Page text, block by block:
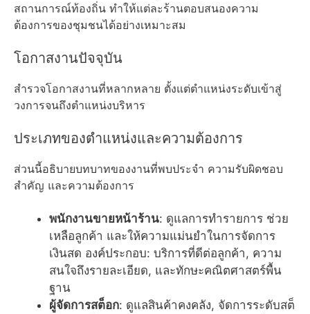
สถานการณ์ท้องถิ่น ทำให้แต่ละร้านตอบสนองความ
ต้องการของชุมชนได้อย่างเหมาะสม
โอกาสงานปัจจุบัน
สำรวจโอกาสงานที่หลากหลาย ตั้งแต่ตำแหน่งระดับเข้าสู่
วงการจนถึงตำแหน่งบริหาร
ประเภทของตำแหน่งและความต้องการ
ส่วนนี้อธิบายบทบาทของงานที่พบประจำ ความรับผิดชอบ
สำคัญ และความต้องการ
พนักงานขายหน้าร้าน: ดูแลการทำรายการ ช่วย
เหลือลูกค้า และให้ความแม่นยำในการจัดการ
เงินสด องค์ประกอบ: บริการที่ดีต่อลูกค้า, ความ
สนใจถึงรายละเอียด, และทักษะคณิตศาสตร์พื้น
ฐาน
ผู้จัดการสต็อก: ดูแลสินค้าคงคลัง, จัดการระดับสต็